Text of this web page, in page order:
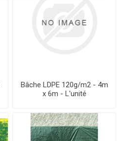
Bâche LDPE 120g/m2 - 4m
x 6m - L'unité